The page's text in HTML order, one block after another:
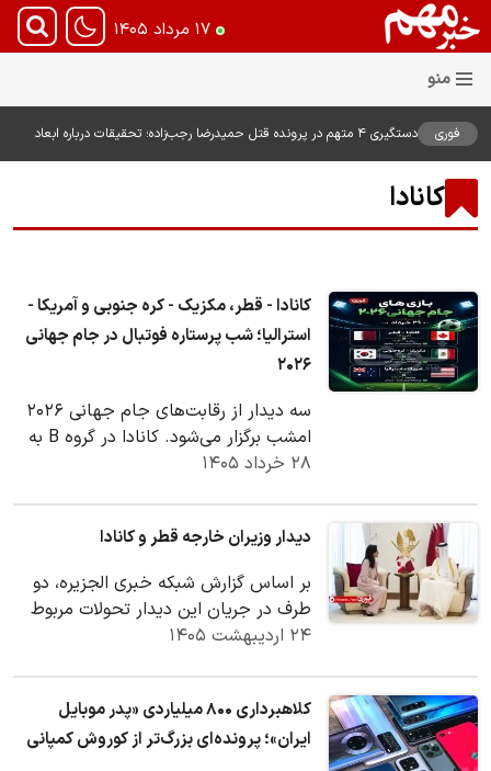
۱۷ مرداد ۱۴۰۵
فوری
دستگیری ۴ متهم در پرونده قتل حمیدرضا رجب‌زاده؛ تحقیقات درباره ابعاد
کانادا
کانادا - قطر، مکزیک - کره جنوبی و آمریکا -
استرالیا؛ شب پرستاره فوتبال در جام جهانی
۲۰۲۶
سه دیدار از رقابت‌های جام جهانی ۲۰۲۶
امشب برگزار می‌شود. کانادا در گروه B به
۲۸ خرداد ۱۴۰۵
دیدار وزیران خارجه قطر و کانادا
بر اساس گزارش شبکه خبری الجزیره، دو
طرف در جریان این دیدار تحولات مربوط
به آتش‌بس میان تهران و واشنگتن و
۲۴ اردیبهشت ۱۴۰۵
کلاهبرداری ۸۰۰ میلیاردی «پدر موبایل
ایران»؛ پرونده‌ای بزرگ‌تر از کوروش کمپانی